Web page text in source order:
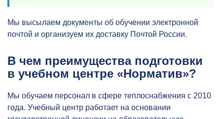
Мы высылаем документы об обучении электронной
почтой и организуем их доставку Почтой России.
В чем преимущества подготовки
в учебном центре «Норматив»?
Мы обучаем персонал в сфере теплоснабжения с 2010
года. Учебный центр работает на основании